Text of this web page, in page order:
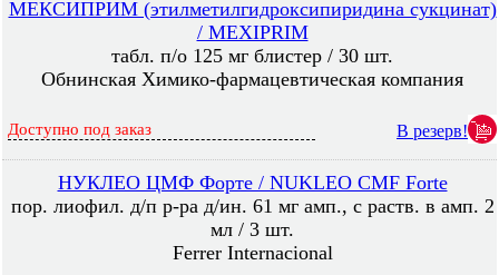
МЕКСИПРИМ (этилметилгидроксипиридина сукцинат)
/ MEXIPRIM
табл. п/о 125 мг блистер / 30 шт.
Обнинская Химико-фармацевтическая компания
Доступно под заказ В резерв!
НУКЛЕО ЦМФ Форте / NUKLEO CMF Forte
пор. лиофил. д/п р-ра д/ин. 61 мг амп., с раств. в амп. 2
мл / 3 шт.
Ferrer Internacional